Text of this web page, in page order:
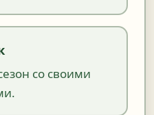
со своими